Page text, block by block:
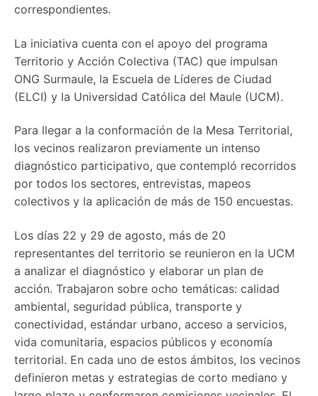
correspondientes.
La iniciativa cuenta con el apoyo del programa
Territorio y Acción Colectiva (TAC) que impulsan
ONG Surmaule, la Escuela de Líderes de Ciudad
(ELCI) y la Universidad Católica del Maule (UCM).
Para llegar a la conformación de la Mesa Territorial,
los vecinos realizaron previamente un intenso
diagnóstico participativo, que contempló recorridos
por todos los sectores, entrevistas, mapeos
colectivos y la aplicación de más de 150 encuestas.
Los días 22 y 29 de agosto, más de 20
representantes del territorio se reunieron en la UCM
a analizar el diagnóstico y elaborar un plan de
acción. Trabajaron sobre ocho temáticas: calidad
ambiental, seguridad pública, transporte y
conectividad, estándar urbano, acceso a servicios,
vida comunitaria, espacios públicos y economía
territorial. En cada uno de estos ámbitos, los vecinos
definieron metas y estrategias de corto mediano y